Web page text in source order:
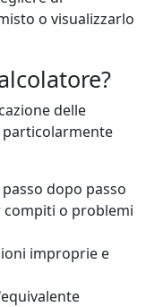
o visualizzarlo
delle
particolarmente
dopo passo
compiti o problemi
improprie e